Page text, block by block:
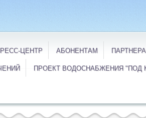
ЦЕНТР АБОНЕНТАМ
ПРОЕКТ ВОДОСНАБЖЕНИЯ "ПОД